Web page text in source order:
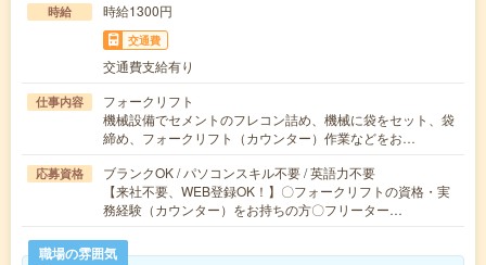
時給 時給1300円
交通費
交通費支給有り
仕事内容
フォークリフト
機械設備でセメントのフレコン詰め、機械に袋をセット、袋
締め、フォークリフト（カウンター）作業などをお…
応募資格
ブランクOK / パソコンスキル不要 / 英語力不要
【来社不要、WEB登録OK！】〇フォークリフトの資格・実
務経験（カウンター）をお持ちの方〇フリーター…
職場の雰囲気